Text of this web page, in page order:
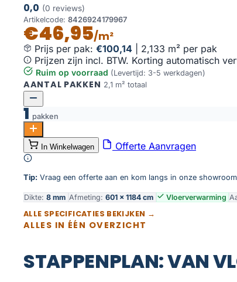
0,0 (0 reviews)
Artikelcode: 8426924179967
€46,95/m²
Prijs per pak: €100,14
2,133 m² per pak
Prijzen zijn incl. BTW. Korting automatisch
Ruim op voorraad (Levertijd: 3-5 werkdagen)
AANTAL PAKKEN 2,1 m² totaal
1 pakken
Beton grijs 120x60 aantal
Toevoegen aan winkelwagen
In Winkelwagen Offerte Aanvragen
Tip: Vraag een offerte aan en kom langs in onze
Dikte: 8 mm Afmeting: 601 × 1184 cm Vloerverwarming
ALLE SPECIFICATIES BEKIJKEN →
ALLES IN ÉÉN OVERZICHT
STAPPENPLAN: VAN